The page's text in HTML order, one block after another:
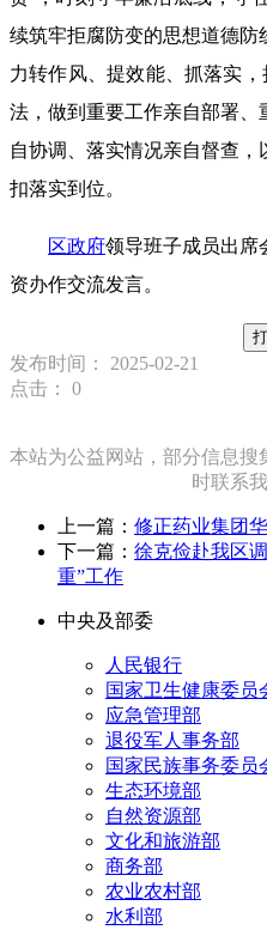
续筑牢拒腐防变的思想道德
力转作风、提效能、抓落实
法，做到重要工作亲自部署
自协调、落实情况亲自督查
扣落实到位。
区政府领导班子成员出席
资办作交流发言。
发布时间： 2025-02-21
点击： 0
本站为公益网站，部分信息搜
时联系
上一篇： 修正药业集团
下一篇： 徐克俭赴我区
重”工作
中央及部委
人民银行
国家卫生健康委员
应急管理部
退役军人事务部
国家民族事务委员
生态环境部
自然资源部
文化和旅游部
商务部
农业农村部
水利部